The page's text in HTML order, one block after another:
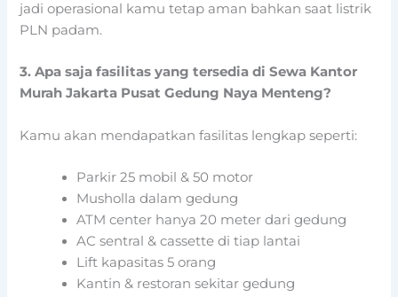
jadi operasional kamu tetap aman bahkan saat listrik
PLN padam.
3. Apa saja fasilitas yang tersedia di Sewa Kantor
Murah Jakarta Pusat Gedung Naya Menteng?
Kamu akan mendapatkan fasilitas lengkap seperti:
Parkir 25 mobil & 50 motor
Musholla dalam gedung
ATM center hanya 20 meter dari gedung
AC sentral & cassette di tiap lantai
Lift kapasitas 5 orang
Kantin & restoran sekitar gedung